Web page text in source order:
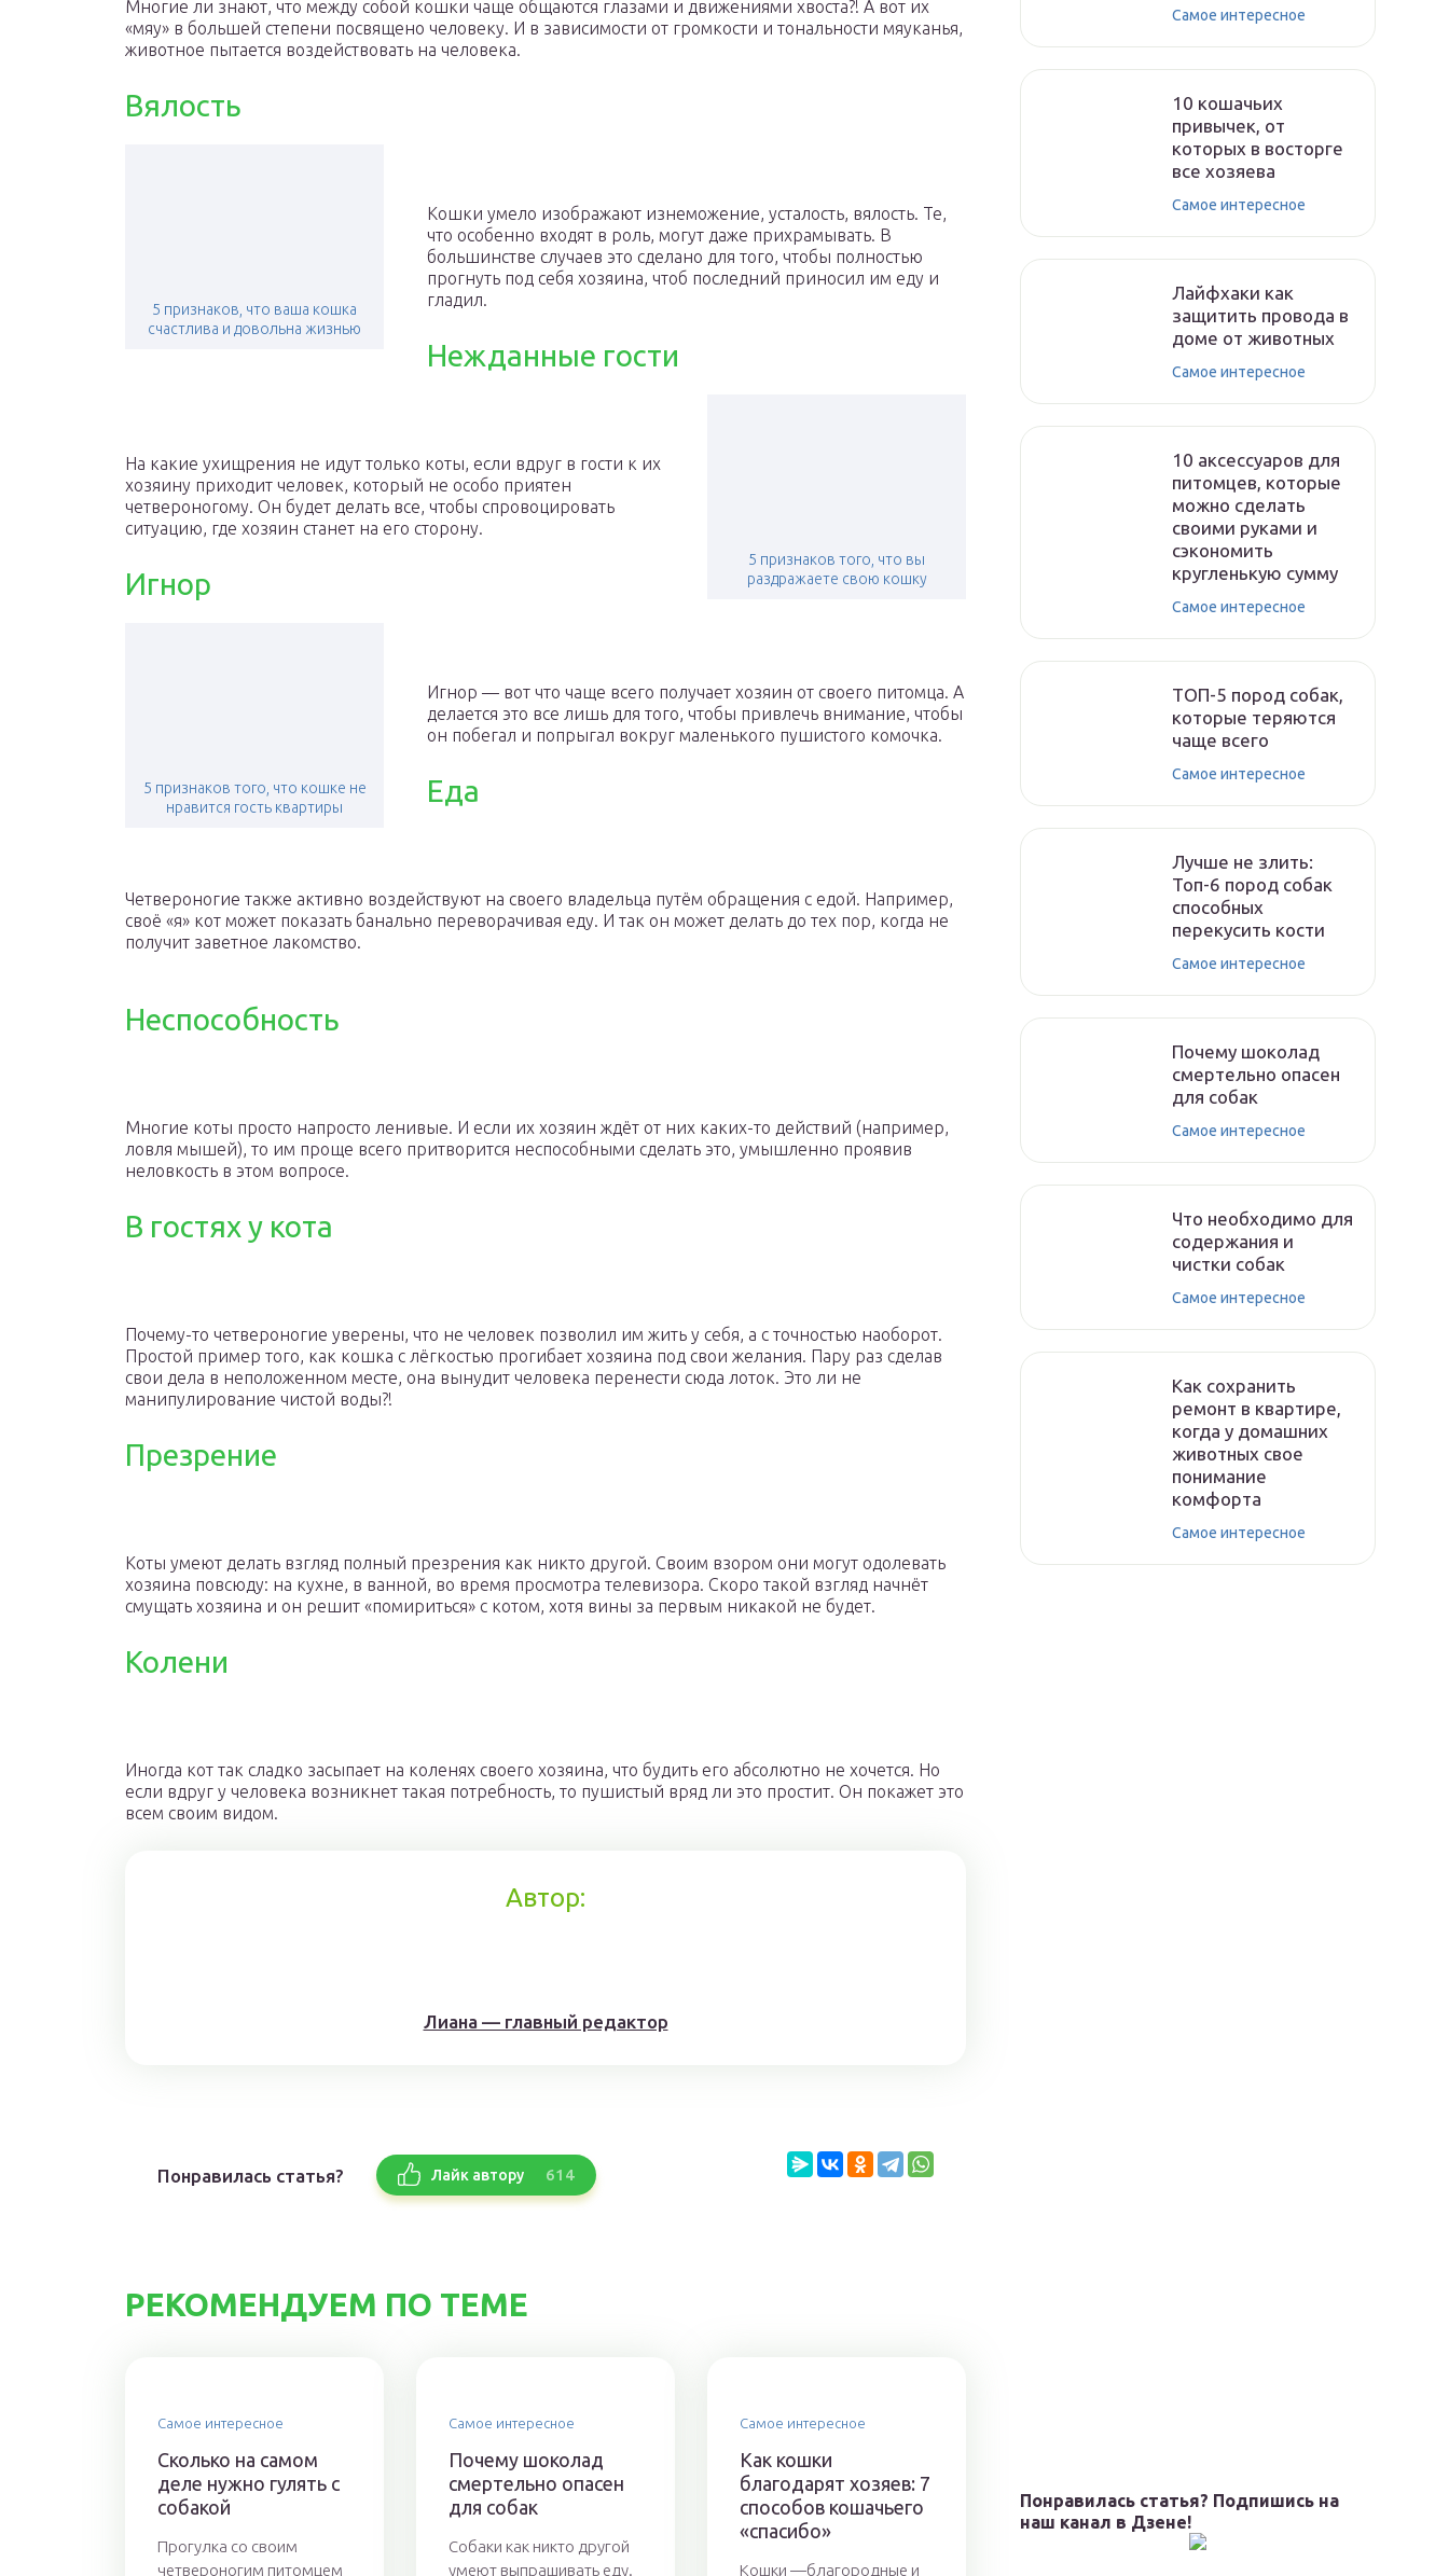
Многие ли знают, что между собой кошки чаще общаются глазами и движениями хвоста?! А вот их
«мяу» в большей степени посвящено человеку. И в зависимости от громкости и тональности мяуканья,
животное пытается воздействовать на человека.
Вялость
5 признаков, что ваша кошка
счастлива и довольна жизнью
Кошки умело изображают изнеможение, усталость, вялость. Те,
что особенно входят в роль, могут даже прихрамывать. В
большинстве случаев это сделано для того, чтобы полностью
прогнуть под себя хозяина, чтоб последний приносил им еду и
гладил.
Нежданные гости
5 признаков того, что вы
раздражаете свою кошку
На какие ухищрения не идут только коты, если вдруг в гости к их
хозяину приходит человек, который не особо приятен
четвероногому. Он будет делать все, чтобы спровоцировать
ситуацию, где хозяин станет на его сторону.
Игнор
5 признаков того, что кошке не
нравится гость квартиры
Игнор — вот что чаще всего получает хозяин от своего питомца. А
делается это все лишь для того, чтобы привлечь внимание, чтобы
он побегал и попрыгал вокруг маленького пушистого комочка.
Еда
Четвероногие также активно воздействуют на своего владельца путём обращения с едой. Например,
своё «я» кот может показать банально переворачивая еду. И так он может делать до тех пор, когда не
получит заветное лакомство.
Неспособность
Многие коты просто напросто ленивые. И если их хозяин ждёт от них каких-то действий (например,
ловля мышей), то им проще всего притворится неспособными сделать это, умышленно проявив
неловкость в этом вопросе.
В гостях у кота
Почему-то четвероногие уверены, что не человек позволил им жить у себя, а с точностью наоборот.
Простой пример того, как кошка с лёгкостью прогибает хозяина под свои желания. Пару раз сделав
свои дела в неположенном месте, она вынудит человека перенести сюда лоток. Это ли не
манипулирование чистой воды?!
Презрение
Коты умеют делать взгляд полный презрения как никто другой. Своим взором они могут одолевать
хозяина повсюду: на кухне, в ванной, во время просмотра телевизора. Скоро такой взгляд начнёт
смущать хозяина и он решит «помириться» с котом, хотя вины за первым никакой не будет.
Колени
Иногда кот так сладко засыпает на коленях своего хозяина, что будить его абсолютно не хочется. Но
если вдруг у человека возникнет такая потребность, то пушистый вряд ли это простит. Он покажет это
всем своим видом.
Автор:
Лиана — главный редактор
Понравилась статья? Лайк автору 614
РЕКОМЕНДУЕМ ПО ТЕМЕ
Самое интересное
Сколько на самом
деле нужно гулять с
собакой
Прогулка со своим
четвероногим питомцем
Самое интересное
Почему шоколад
смертельно опасен
для собак
Собаки как никто другой
умеют выпрашивать еду.
Самое интересное
Как кошки
благодарят хозяев: 7
способов кошачьего
«спасибо»
Кошки —благородные и
Самое интересное
10 кошачьих
привычек, от
которых в восторге
все хозяева
Самое интересное
Лайфхаки как
защитить провода в
доме от животных
Самое интересное
10 аксессуаров для
питомцев, которые
можно сделать
своими руками и
сэкономить
кругленькую сумму
Самое интересное
ТОП-5 пород собак,
которые теряются
чаще всего
Самое интересное
Лучше не злить:
Топ-6 пород собак
способных
перекусить кости
Самое интересное
Почему шоколад
смертельно опасен
для собак
Самое интересное
Что необходимо для
содержания и
чистки собак
Самое интересное
Как сохранить
ремонт в квартире,
когда у домашних
животных свое
понимание
комфорта
Самое интересное
Понравилась статья? Подпишись на
наш канал в Дзене!